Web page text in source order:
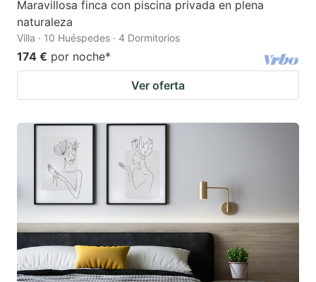
Maravillosa finca con piscina privada en plena
naturaleza
Villa · 10 Huéspedes · 4 Dormitorios
174 € por noche*
Ver oferta